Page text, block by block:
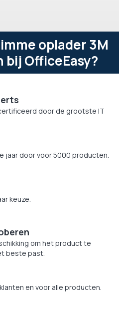
oplader 3M
OfficeEasy?
door de grootste IT
jaar door voor 5000 producten.
keuze.
om het product te
beste past.
en voor alle producten.